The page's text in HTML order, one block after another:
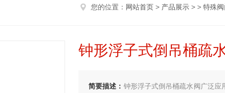
您的位置： 网站首页 > 产品展示 > > 特殊阀
钟形浮子式倒吊桶疏
简要描述： 钟形浮子式倒吊桶疏水阀广泛应